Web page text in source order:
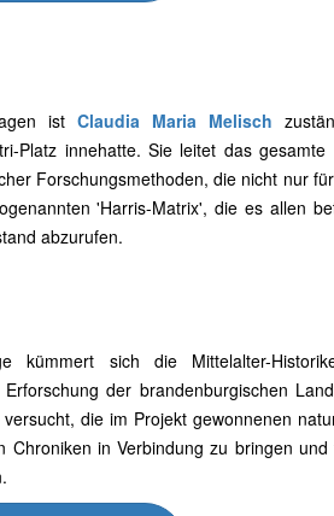
ist Claudia Maria Melisch
Platz innehatte. Sie leitet das
Forschungsmethoden, die nicht nur
'Harris-Matrix', die es allen
abzurufen.
kümmert sich die Mittelalter-
der brandenburgischen
die im Projekt gewonnenen
Chroniken in Verbindung zu bringen